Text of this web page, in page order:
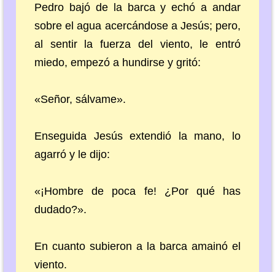
Pedro bajó de la barca y echó a andar
sobre el agua acercándose a Jesús; pero,
al sentir la fuerza del viento, le entró
miedo, empezó a hundirse y gritó:
«Señor, sálvame».
Enseguida Jesús extendió la mano, lo
agarró y le dijo:
«¡Hombre de poca fe! ¿Por qué has
dudado?».
En cuanto subieron a la barca amainó el
viento.